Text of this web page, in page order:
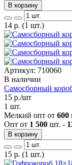
В корзину
14 р. (1 шт.)
Артикул: 710060
В наличии
Самосборный
15 р./шт
1 шт.
Мелкий опт от 600
Опт от 1 500 шт. -
В корзину
15 р. (1 шт.)